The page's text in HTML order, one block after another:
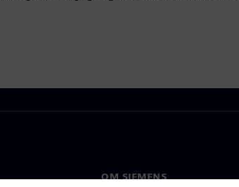
OM SIEMENS